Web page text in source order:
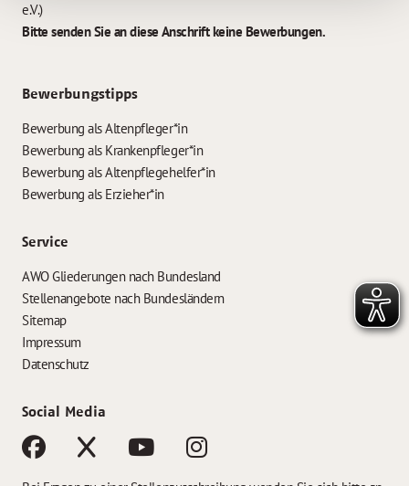
e.V.)
Bitte senden Sie an diese Anschrift keine Bewerbungen.
Bewerbungstipps
Bewerbung als Altenpfleger*in
Bewerbung als Krankenpfleger*in
Bewerbung als Altenpflegehelfer*in
Bewerbung als Erzieher*in
Service
AWO Gliederungen nach Bundesland
Stellenangebote nach Bundesländern
Sitemap
Impressum
Datenschutz
Social Media